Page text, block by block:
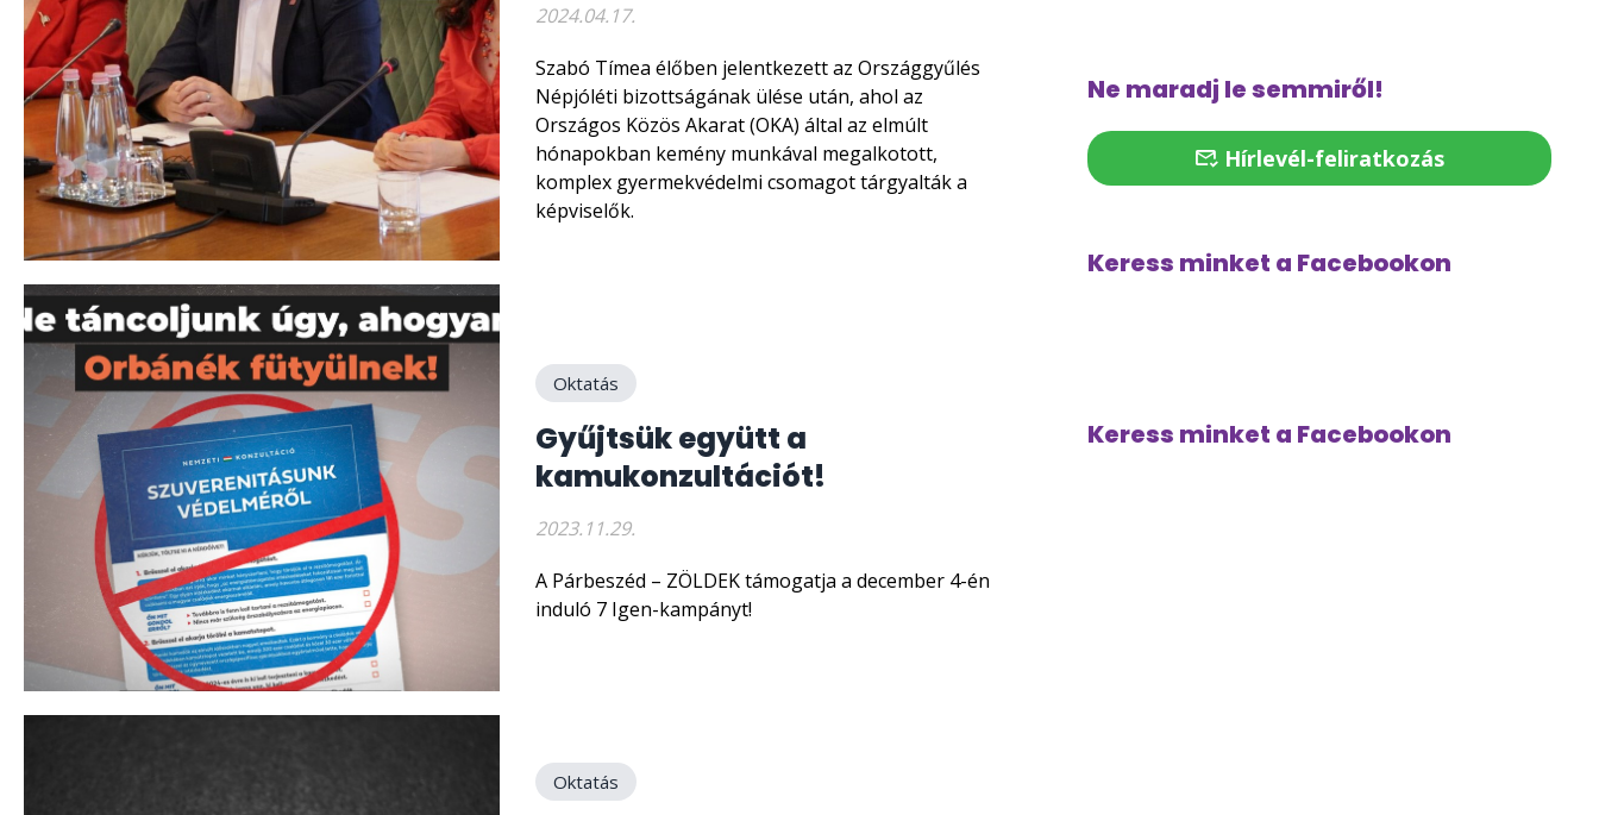
2024.04.17.
Szabó Tímea élőben jelentkezett az Országgyűlés
Népjóléti bizottságának ülése után, ahol az
Országos Közös Akarat (OKA) által az elmúlt
hónapokban kemény munkával megalkotott,
komplex gyermekvédelmi csomagot tárgyalták a
képviselők.
Oktatás
Gyűjtsük együtt a
kamukonzultációt!
2023.11.29.
A Párbeszéd – ZÖLDEK támogatja a december 4-én
induló 7 Igen-kampányt!
Oktatás
Ne maradj le semmiről!
Hírlevél-feliratkozás
Keress minket a Facebookon
Keress minket a Facebookon